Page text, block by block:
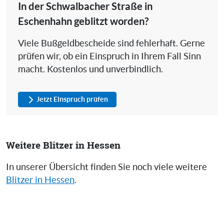
In der Schwalbacher Straße in
Eschenhahn geblitzt worden?
Viele Bußgeldbescheide sind fehlerhaft. Gerne
prüfen wir, ob ein Einspruch in Ihrem Fall Sinn
macht. Kostenlos und unverbindlich.
Jetzt Einspruch prüfen
Weitere Blitzer in Hessen
In unserer Übersicht finden Sie noch viele weitere
Blitzer in Hessen.